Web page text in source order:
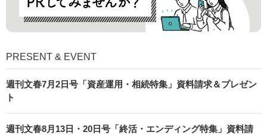
PRESENT & EVENT
週刊文春7月2日号「資産運用・相続特集」資料請求＆プレゼン
ト
週刊文春8月13日・20日号「終活・エンディング特集」資料請